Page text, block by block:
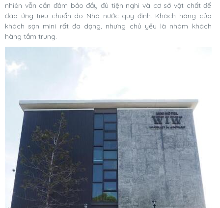
nhiên vẫn cần đảm bảo đầy đủ tiện nghi và cơ sở vật chất để
đáp ứng tiêu chuẩn do Nhà nước quy định. Khách hàng của
khách sạn mini rất đa dạng, nhưng chủ yếu là nhóm khách
hàng tầm trung.